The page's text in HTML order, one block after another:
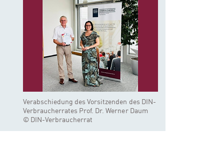
Verabschiedung des Vorsitzenden des DIN-
Verbraucherrates Prof. Dr. Werner Daum
© DIN-Verbraucherrat